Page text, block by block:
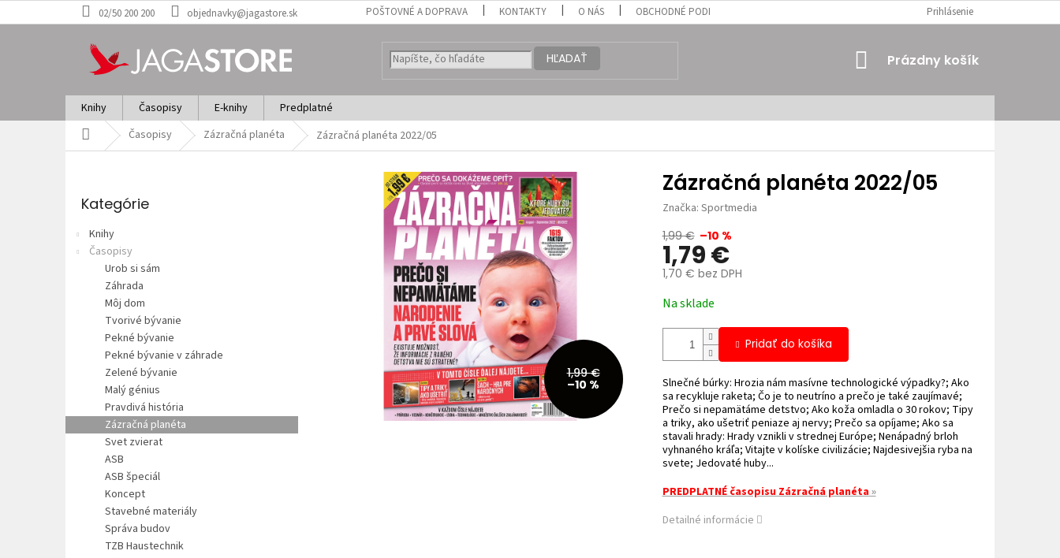
Prejsť
02/50 200 200 objednavky@jagastore.sk POŠTOVNÉ A DOPRAVA KONTAKTY O NÁS OBCHODNÉ PODMIENKY Prihlásenie
HĽADAŤ
NÁKUPNÝ
Prázdny košík
Knihy Časopisy E-knihy
Predplatné
Domov Časopisy Zázračná planéta Zázračná planéta 2022/05
kategórie
Kategórie
Knihy
Časopisy
Urob si sám
Záhrada
Môj dom
Tvorivé bývanie
Pekné bývanie
Pekné bývanie v záhrade
Zelené bývanie
Malý génius
Pravdivá história
Zázračná planéta
Svet zvierat
ASB
ASB špeciál
Koncept
Stavebné materiály
Správa budov
TZB Haustechnik
1,99 €
–10 %
Zázračná planéta 2022/05
Značka: Sportmedia
1,99 € –10 %
1,79 €
1,70 € bez DPH
cena:
Na sklade
Pridať do košíka
Slnečné búrky: Hrozia nám masívne technologické výpadky?; Ako
sa recykluje raketa; Čo je to neutríno a prečo je také zaujímavé;
Prečo si nepamätáme detstvo; Ako koža omladla o 30 rokov; Tipy
a triky, ako ušetriť peniaze aj nervy; Prečo sa opíjame; Ako sa
stavali hrady: Hrady vznikli v strednej Európe; Nenápadný brloh
vyhnaného kráľa; Vitajte v kolíske civilizácie; Najdesivejšia ryba na
svete; Jedovaté huby...
PREDPLATNÉ časopisu Zázračná planéta»
Detailné informácie